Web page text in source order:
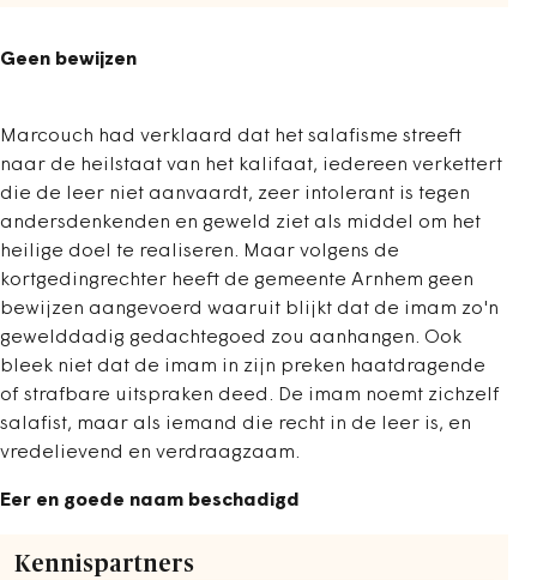
Geen bewijzen
Marcouch had verklaard dat het salafisme streeft
naar de heilstaat van het kalifaat, iedereen verkettert
die de leer niet aanvaardt, zeer intolerant is tegen
andersdenkenden en geweld ziet als middel om het
heilige doel te realiseren. Maar volgens de
kortgedingrechter heeft de gemeente Arnhem geen
bewijzen aangevoerd waaruit blijkt dat de imam zo'n
gewelddadig gedachtegoed zou aanhangen. Ook
bleek niet dat de imam in zijn preken haatdragende
of strafbare uitspraken deed. De imam noemt zichzelf
salafist, maar als iemand die recht in de leer is, en
vredelievend en verdraagzaam.
Eer en goede naam beschadigd
Kennispartners